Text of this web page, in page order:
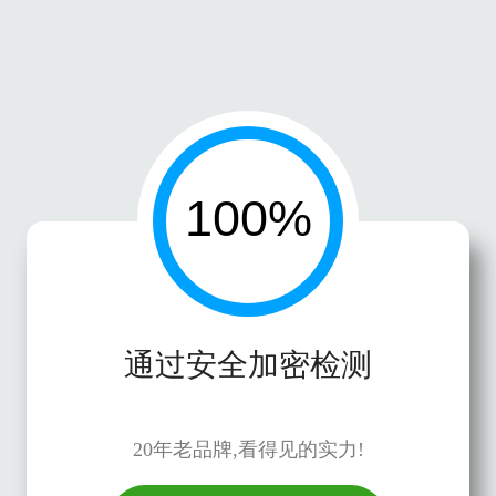
通过安全加密检测
20年老品牌,看得见的实力!